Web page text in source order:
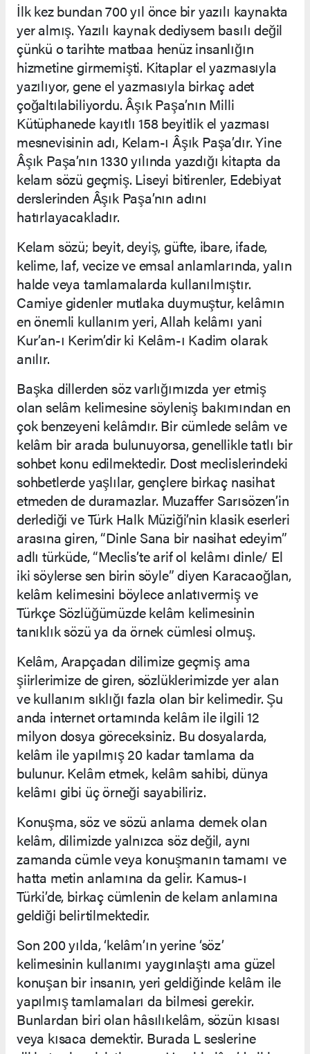
İlk kez bundan 700 yıl önce bir yazılı kaynakta
yer almış. Yazılı kaynak dediysem basılı değil
çünkü o tarihte matbaa henüz insanlığın
hizmetine girmemişti. Kitaplar el yazmasıyla
yazılıyor, gene el yazmasıyla birkaç adet
çoğaltılabiliyordu. Âşık Paşa’nın Milli
Kütüphanede kayıtlı 158 beyitlik el yazması
mesnevisinin adı, Kelam-ı Âşık Paşa’dır. Yine
Âşık Paşa’nın 1330 yılında yazdığı kitapta da
kelam sözü geçmiş. Liseyi bitirenler, Edebiyat
derslerinden Âşık Paşa’nın adını
hatırlayacakladır.
Kelam sözü; beyit, deyiş, güfte, ibare, ifade,
kelime, laf, vecize ve emsal anlamlarında, yalın
halde veya tamlamalarda kullanılmıştır.
Camiye gidenler mutlaka duymuştur, kelâmın
en önemli kullanım yeri, Allah kelâmı yani
Kur’an-ı Kerim’dir ki Kelâm-ı Kadim olarak
anılır.
Başka dillerden söz varlığımızda yer etmiş
olan selâm kelimesine söyleniş bakımından en
çok benzeyeni kelâmdır. Bir cümlede selâm ve
kelâm bir arada bulunuyorsa, genellikle tatlı bir
sohbet konu edilmektedir. Dost meclislerindeki
sohbetlerde yaşlılar, gençlere birkaç nasihat
etmeden de duramazlar. Muzaffer Sarısözen’in
derlediği ve Türk Halk Müziği’nin klasik eserleri
arasına giren, “Dinle Sana bir nasihat edeyim”
adlı türküde, “Meclis’te arif ol kelâmı dinle/ El
iki söylerse sen birin söyle” diyen Karacaoğlan,
kelâm kelimesini böylece anlatıvermiş ve
Türkçe Sözlüğümüzde kelâm kelimesinin
tanıklık sözü ya da örnek cümlesi olmuş.
Kelâm, Arapçadan dilimize geçmiş ama
şiirlerimize de giren, sözlüklerimizde yer alan
ve kullanım sıklığı fazla olan bir kelimedir. Şu
anda internet ortamında kelâm ile ilgili 12
milyon dosya göreceksiniz. Bu dosyalarda,
kelâm ile yapılmış 20 kadar tamlama da
bulunur. Kelâm etmek, kelâm sahibi, dünya
kelâmı gibi üç örneği sayabiliriz.
Konuşma, söz ve sözü anlama demek olan
kelâm, dilimizde yalnızca söz değil, aynı
zamanda cümle veya konuşmanın tamamı ve
hatta metin anlamına da gelir. Kamus-ı
Türki’de, birkaç cümlenin de kelam anlamına
geldiği belirtilmektedir.
Son 200 yılda, ‘kelâm’ın yerine ‘söz’
kelimesinin kullanımı yaygınlaştı ama güzel
konuşan bir insanın, yeri geldiğinde kelâm ile
yapılmış tamlamaları da bilmesi gerekir.
Bunlardan biri olan hâsılıkelâm, sözün kısası
veya kısaca demektir. Burada L seslerine